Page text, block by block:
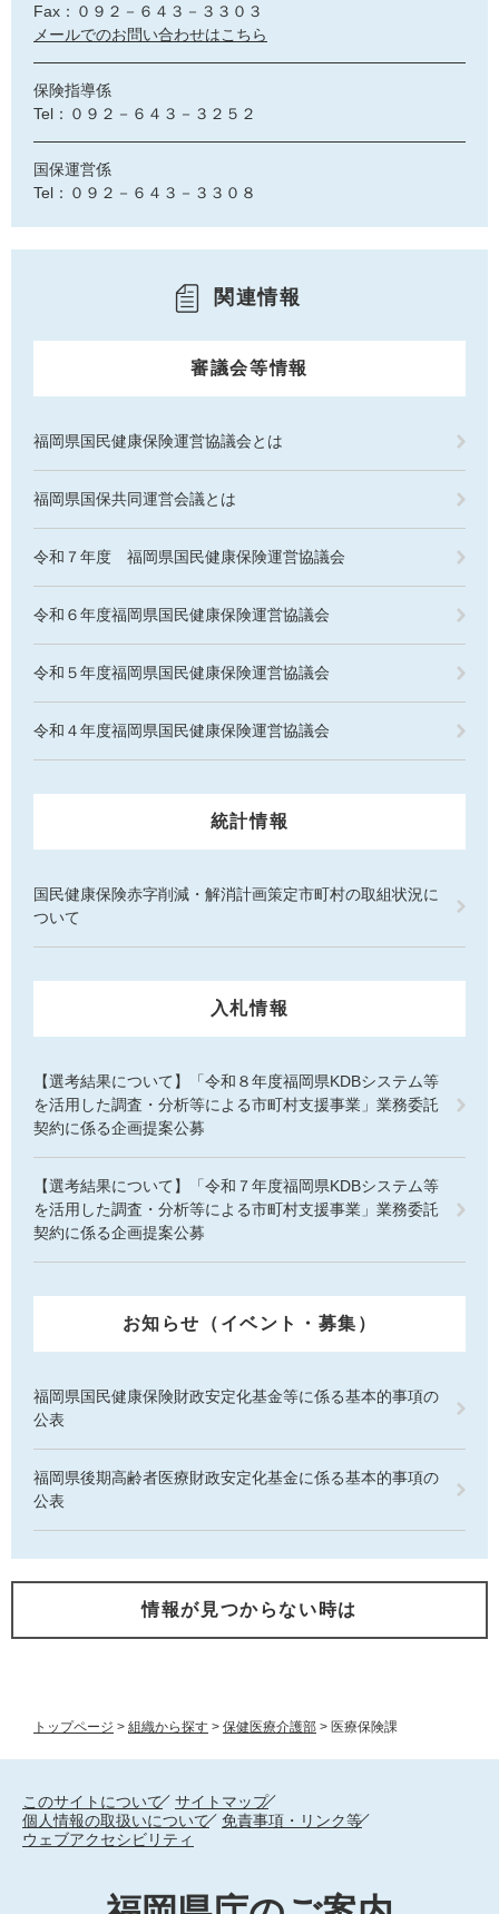
トップページ > 組織から探す > 保健医療介護部 > 医療保険課
Fax：０９２－６４３－３３０３
メールでのお問い合わせはこちら
保険指導係
Tel：０９２－６４３－３２５２
国保運営係
Tel：０９２－６４３－３３０８
関連情報
審議会等情報
福岡県国民健康保険運営協議会とは
福岡県国保共同運営会議とは
令和７年度 福岡県国民健康保険運営協議会
令和６年度福岡県国民健康保険運営協議会
令和５年度福岡県国民健康保険運営協議会
令和４年度福岡県国民健康保険運営協議会
統計情報
国民健康保険赤字削減・解消計画策定市町村の取組状況に
ついて
入札情報
【選考結果について】「令和８年度福岡県KDBシステム等
を活用した調査・分析等による市町村支援事業」業務委託
契約に係る企画提案公募
【選考結果について】「令和７年度福岡県KDBシステム等
を活用した調査・分析等による市町村支援事業」業務委託
契約に係る企画提案公募
お知らせ（イベント・募集）
福岡県国民健康保険財政安定化基金等に係る基本的事項の
公表
福岡県後期高齢者医療財政安定化基金に係る基本的事項の
公表
情報が見つからない時は
このサイトについて
サイトマップ
個人情報の取扱いについて
免責事項・リンク等
ウェブアクセシビリティ